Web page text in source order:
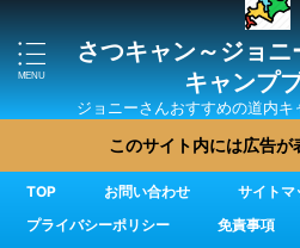
さつキャン～ジョ
キャンプ
ジョニーさんおすすめの道内キ
ト・直売所・グ
このサイト内には広告が
TOP お問い合わせ
サイトマ
プライバシーポリシー
免責事項